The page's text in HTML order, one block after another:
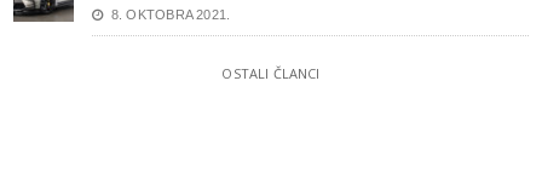
8. OKTOBRA 2021.
OSTALI ČLANCI